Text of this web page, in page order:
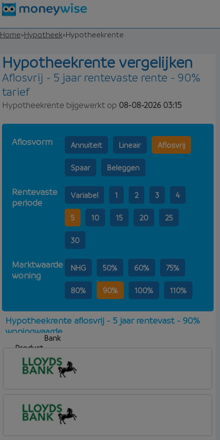
Home»Hypotheek»Hypotheekrente
Hypotheekrente vergelijken
Aflosvrij - 5 jaar rentevaste rente - 90%
tarief
Hypotheekrente bijgewerkt op 08-08-2026 03:15
Aflosvorm Annuiteit Lineair Aflosvrij
Spaar Beleggen
Rentevaste
periode
Variabel 1 2 3 4
5 10 15 20 25
30
Marktwaarde
woning
NHG 50% 60% 75%
80% 90% 100% 110%
Hypotheekrente aflosvrij - 5 jaar rentevast - 90%
woningwaarde
Bank
Product
Aflosvorm
Lloyds Bank
Hypotheek (1)